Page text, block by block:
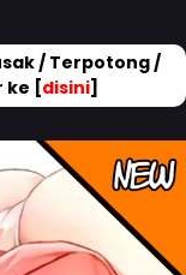
/ Terpotong /
ke [disini]